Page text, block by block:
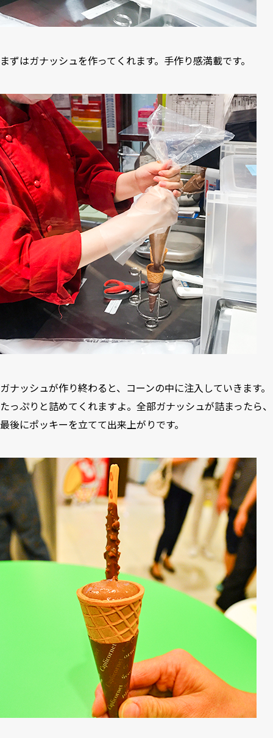
まずはガナッシュを作ってくれます。手作り感満載です。
ガナッシュが作り終わると、コーンの中に注入していきます。
たっぷりと詰めてくれますよ。全部ガナッシュが詰まったら、
最後にポッキーを立てて出来上がりです。